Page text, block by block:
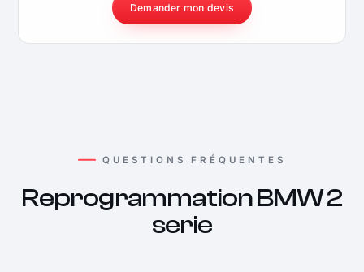
Demander mon devis
QUESTIONS FRÉQUENTES
Reprogrammation BMW 2
serie